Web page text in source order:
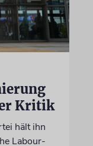
Kritik
hält ihn
Labour-